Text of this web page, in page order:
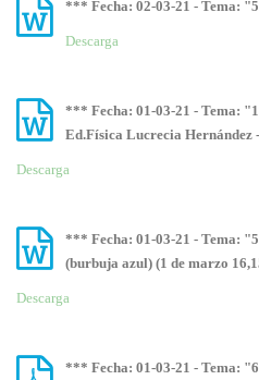
*** Fecha: 02-03-21 - Tema:
Descarga
*** Fecha: 01-03-21 - Tema:
Ed.Física Lucrecia
Descarga
*** Fecha: 01-03-21 - Tema:
(burbuja azul) (1 de marzo
Descarga
*** Fecha: 01-03-21 - Tema: